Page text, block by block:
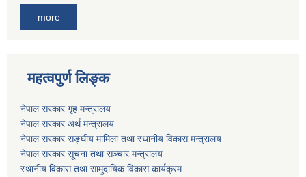
more
महत्वपुर्ण लिङ्क
नेपाल सरकार गृह मन्त्रालय
नेपाल सरकार अर्थ मन्त्रालय
नेपाल सरकार सङ्घीय मामिला तथा स्थानीय विकास मन्त्रालय
नेपाल सरकार सूचना तथा सञ्चार मन्त्रालय
स्थानीय विकास तथा सामुदायिक विकास कार्यक्रम